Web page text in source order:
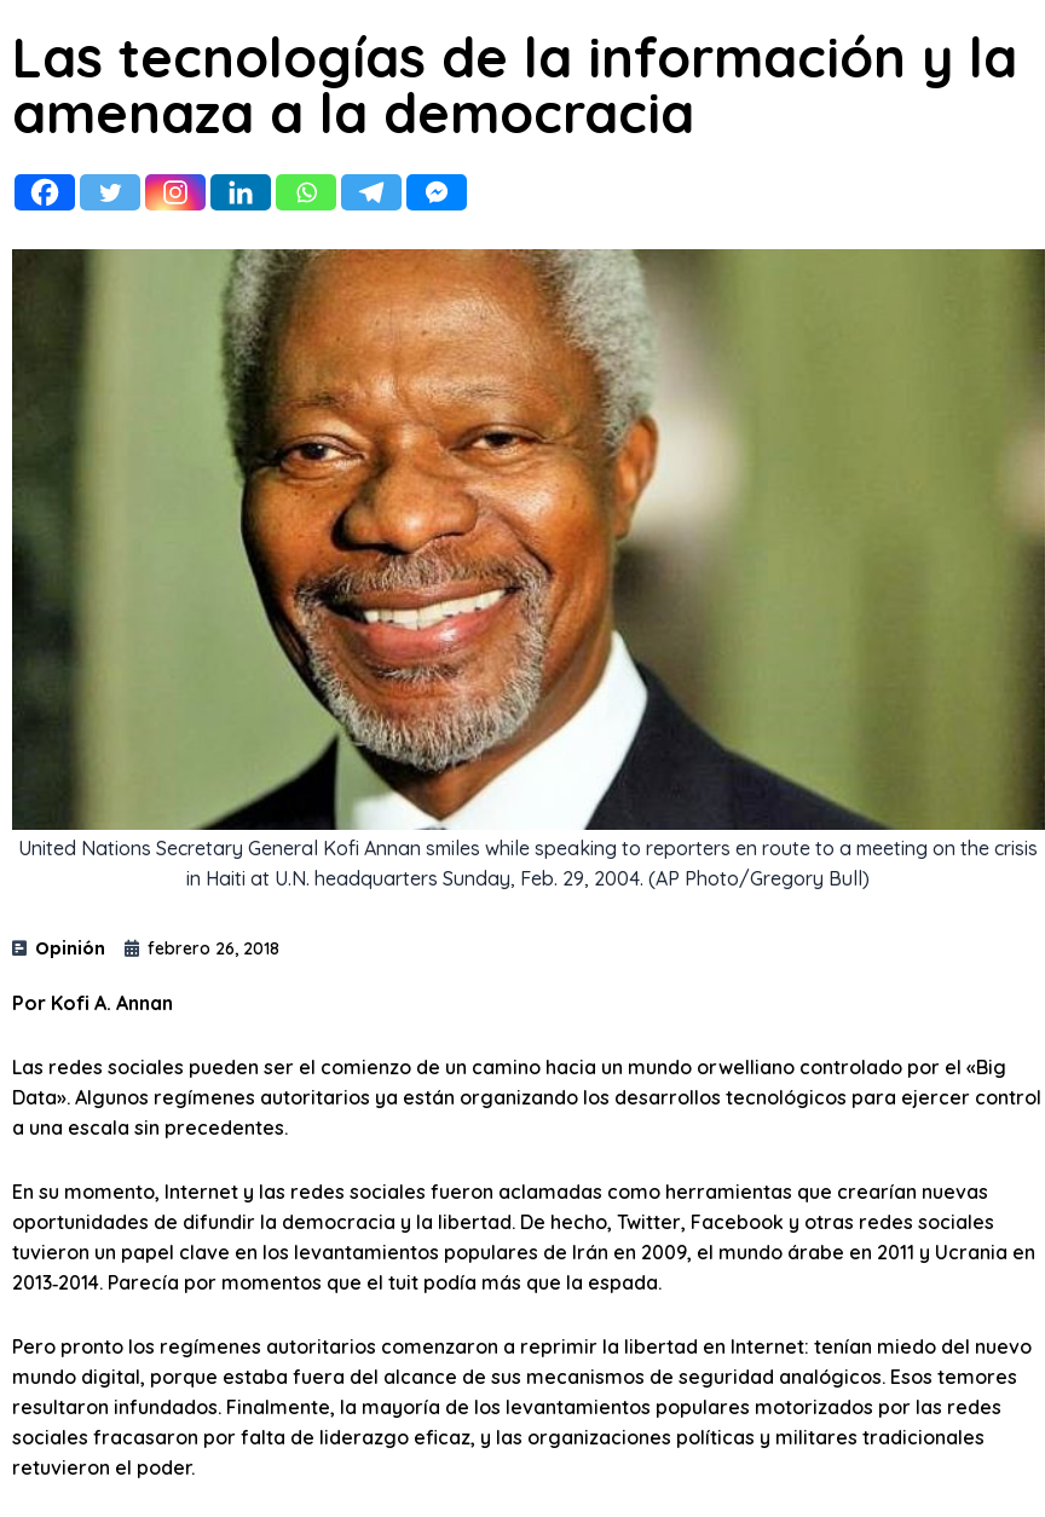
Las tecnologías de la información y la
amenaza a la democracia
United Nations Secretary General Kofi Annan smiles while speaking to reporters en route to a meeting on the crisis
in Haiti at U.N. headquarters Sunday, Feb. 29, 2004. (AP Photo/Gregory Bull)
Opinión febrero 26, 2018
Por Kofi A. Annan
Las redes sociales pueden ser el comienzo de un camino hacia un mundo orwelliano controlado por el «Big
Data». Algunos regímenes autoritarios ya están organizando los desarrollos tecnológicos para ejercer control
a una escala sin precedentes.
En su momento, Internet y las redes sociales fueron aclamadas como herramientas que crearían nuevas
oportunidades de difundir la democracia y la libertad. De hecho, Twitter, Facebook y otras redes sociales
tuvieron un papel clave en los levantamientos populares de Irán en 2009, el mundo árabe en 2011 y Ucrania en
2013‑2014. Parecía por momentos que el tuit podía más que la espada.
Pero pronto los regímenes autoritarios comenzaron a reprimir la libertad en Internet: tenían miedo del nuevo
mundo digital, porque estaba fuera del alcance de sus mecanismos de seguridad analógicos. Esos temores
resultaron infundados. Finalmente, la mayoría de los levantamientos populares motorizados por las redes
sociales fracasaron por falta de liderazgo eficaz, y las organizaciones políticas y militares tradicionales
retuvieron el poder.